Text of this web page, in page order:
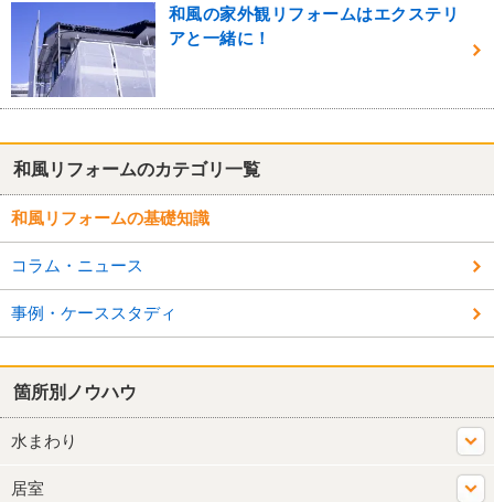
和風の家外観リフォームはエクステリ
アと一緒に！
和風リフォームのカテゴリ一覧
和風リフォームの基礎知識
コラム・ニュース
事例・ケーススタディ
箇所別ノウハウ
水まわり
居室